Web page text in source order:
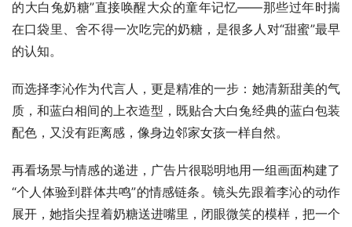
的大白兔奶糖”直接唤醒大众的童年记忆——那些过年时揣
在口袋里、舍不得一次吃完的奶糖，是很多人对“甜蜜”最早
的认知。
而选择李沁作为代言人，更是精准的一步：她清新甜美的气
质，和蓝白相间的上衣造型，既贴合大白兔经典的蓝白包装
配色，又没有距离感，像身边邻家女孩一样自然。
再看场景与情感的递进，广告片很聪明地用一组画面构建了
“个人体验到群体共鸣”的情感链条。镜头先跟着李沁的动作
展开，她指尖捏着奶糖送进嘴里，闭眼微笑的模样，把一个